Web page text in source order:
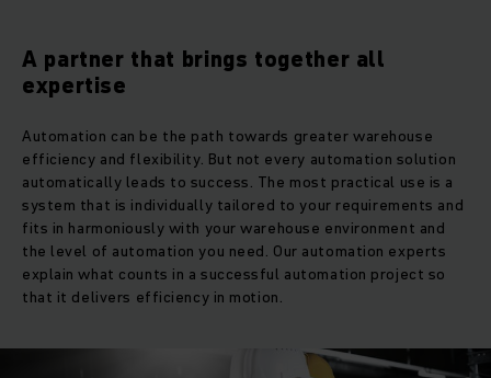
A partner that brings together all
expertise
Automation can be the path towards greater warehouse
efficiency and flexibility. But not every automation solution
automatically leads to success. The most practical use is a
system that is individually tailored to your requirements and
fits in harmoniously with your warehouse environment and
the level of automation you need. Our automation experts
explain what counts in a successful automation project so
that it delivers efficiency in motion.